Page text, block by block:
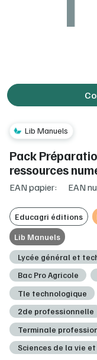
Lib Manuels
Pack
ressources
EAN papier: EAN
Educagri éditions
Lib Manuels
Lycée général et
Bac Pro Agricole
Tle technologique
2de professionnelle
Terminale
Sciences de la vie